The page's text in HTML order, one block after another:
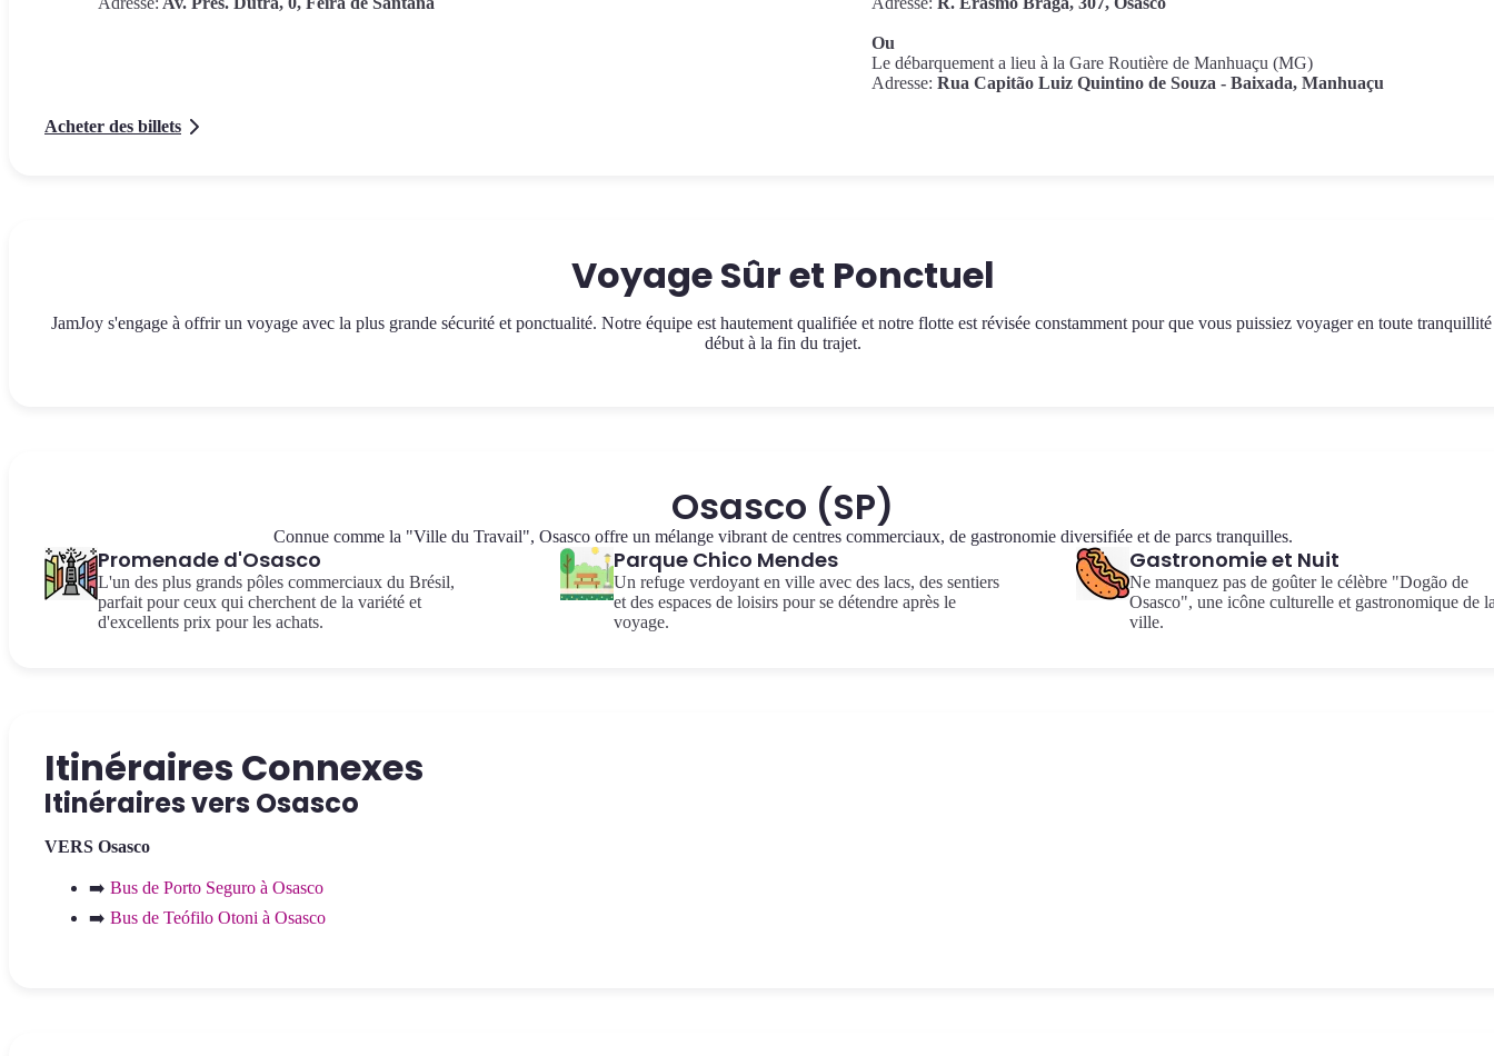
Ou
Le débarquement a lieu à la Gare Routière de Manhuaçu (MG)
Adresse: Rua Capitão Luiz Quintino de Souza - Baixada, Manhuaçu
Acheter des billets
Voyage Sûr et Ponctuel
JamJoy s'engage à offrir un voyage avec la plus grande sécurité et ponctualité. Notre équipe est hautement qualifiée et notre flotte est révisée constamment pour que vous puissiez voyager en toute
début à la fin du trajet.
Osasco (SP)
Connue comme la "Ville du Travail", Osasco offre un mélange vibrant de centres commerciaux, de gastronomie diversifiée et de parcs tranquilles.
Promenade d'Osasco
L'un des plus grands pôles commerciaux du Brésil,
parfait pour ceux qui cherchent de la variété et
d'excellents prix pour les achats.
Parque Chico Mendes
Un refuge verdoyant en ville avec des lacs, des sentiers
et des espaces de loisirs pour se détendre après le
voyage.
Gastronomie et Nuit
Ne manquez pas de goûter le célèbre "Dogão de
Osasco", une icône culturelle et gastronomique de
ville.
Itinéraires Connexes
Itinéraires vers Osasco
VERS Osasco
➡️ Bus de Porto Seguro à Osasco
➡️ Bus de Teófilo Otoni à Osasco